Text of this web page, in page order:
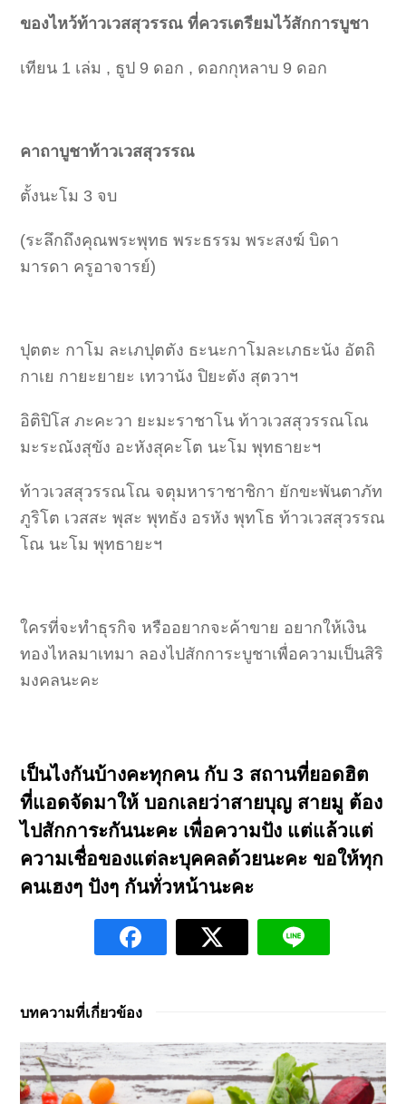
ของไหว้ท้าวเวสสุวรรณ ที่ควรเตรียมไว้สักการบูชา
เทียน 1 เล่ม , ธูป 9 ดอก , ดอกกุหลาบ 9 ดอก
คาถาบูชาท้าวเวสสุวรรณ
ตั้งนะโม 3 จบ
(ระลึกถึงคุณพระพุทธ พระธรรม พระสงฆ์ บิดา
มารดา ครูอาจารย์)
ปุตตะ กาโม ละเภปุตตัง ธะนะกาโมละเภธะนัง อัตถิ
กาเย กายะยายะ เทวานัง ปิยะตัง สุตวาฯ
อิติปิโส ภะคะวา ยะมะราชาโน ท้าวเวสสุวรรณโณ
มะระณังสุขัง อะหังสุคะโต นะโม พุทธายะฯ
ท้าวเวสสุวรรณโณ จตุมหาราชาชิกา ยักขะพันตาภัท
ภูริโต เวสสะ พุสะ พุทธัง อรหัง พุทโธ ท้าวเวสสุวรรณ
โณ นะโม พุทธายะฯ
ใครที่จะทำธุรกิจ หรืออยากจะค้าขาย อยากให้เงิน
ทองไหลมาเทมา ลองไปสักการะบูชาเพื่อความเป็นสิริ
มงคลนะคะ
เป็นไงกันบ้างคะทุกคน กับ 3 สถานที่ยอดฮิต
ที่แอดจัดมาให้ บอกเลยว่าสายบุญ สายมู ต้อง
ไปสักการะกันนะคะ เพื่อความปัง แต่แล้วแต่
ความเชื่อของแต่ละบุคคลด้วยนะคะ ขอให้ทุก
คนเฮงๆ ปังๆ กันทั่วหน้านะคะ
บทความที่เกี่ยวข้อง